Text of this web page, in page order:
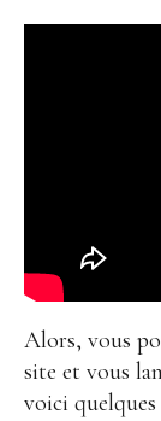
Alors, vous
site et vous
voici